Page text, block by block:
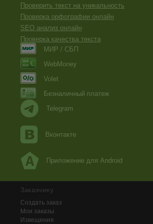
Проверить текст на уникальность
Проверка орфографии онлайн
SEO анализ онлайн
Проверка качества текста
МИР / СБП
WebMoney
Volet
Безналичный платеж
Telegram
Вконтакте
Приложение для Android
Заказчику
Создать заказ
Мои заказы
Извещения